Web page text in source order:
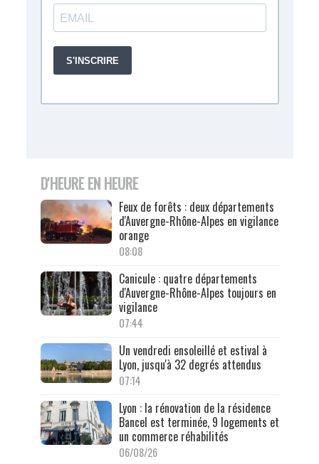
D'HEURE EN HEURE
Feux de forêts : deux départements
d'Auvergne-Rhône-Alpes en vigilance
orange
08:08
Canicule : quatre départements
d'Auvergne-Rhône-Alpes toujours en
vigilance
07:44
Un vendredi ensoleillé et estival à
Lyon, jusqu'à 32 degrés attendus
07:14
Lyon : la rénovation de la résidence
Bancel est terminée, 9 logements et
un commerce réhabilités
06/08/26